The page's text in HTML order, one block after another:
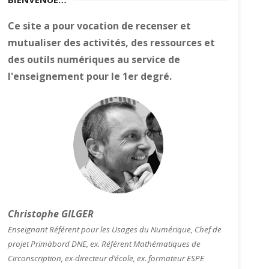
Ce site a pour vocation de recenser et
mutualiser des activités, des ressources et
des outils numériques au service de
l'enseignement pour le 1er degré.
Christophe GILGER
Enseignant Référent pour les Usages du Numérique, Chef de
projet Primàbord DNE, ex. Référent Mathématiques de
Circonscription, ex-directeur d’école, ex. formateur ESPE